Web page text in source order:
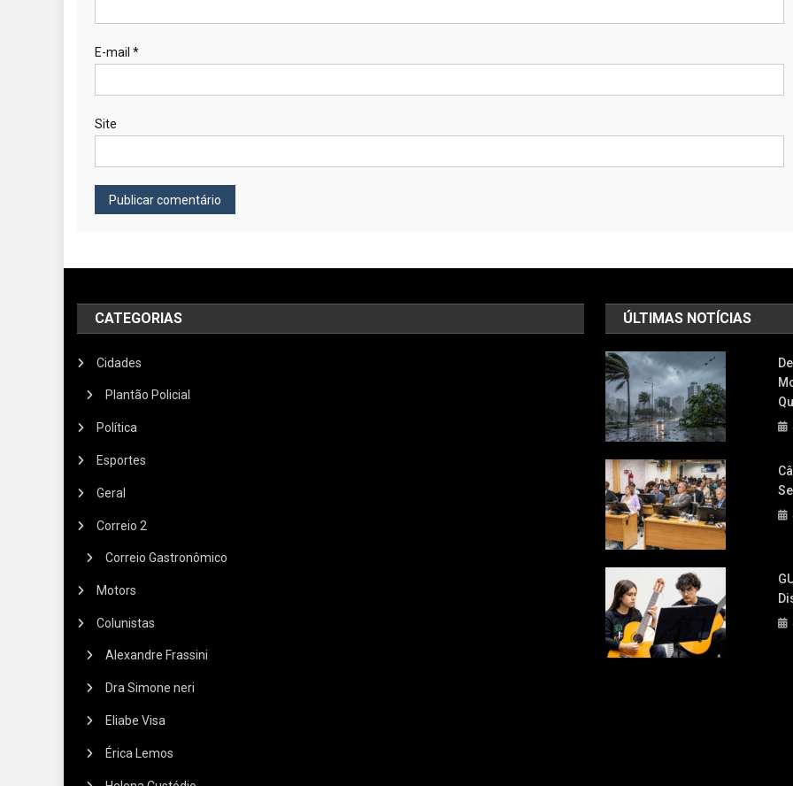
E-mail *
Site
CATEGORIAS
Cidades
Plantão Policial
Política
Esportes
Geral
Correio 2
Correio Gastronômico
Motors
Colunistas
Alexandre Frassini
Dra Simone neri
Eliabe Visa
Érica Lemos
ÚLTIMAS NOTÍCIAS